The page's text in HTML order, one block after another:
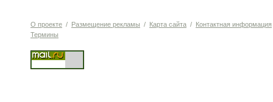
О проекте / Размещение рекламы / Карта сайта / Контактная информация
Термины